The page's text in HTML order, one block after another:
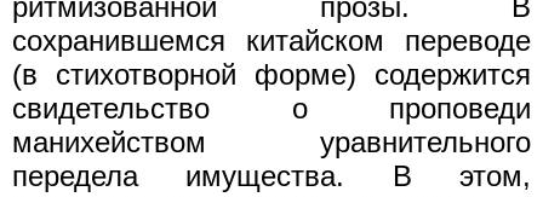
сохранившемся китайском переводе
(в стихотворной форме) содержится
свидетельство о проповеди
манихейством уравнительного
передела имущества. В этом,